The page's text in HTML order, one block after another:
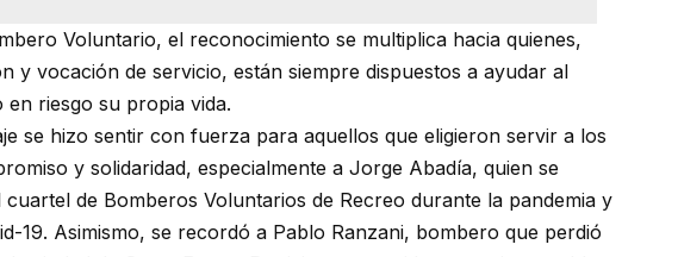
Voluntario, el reconocimiento se multiplica hacia quienes,
y vocación de servicio, están siempre dispuestos a ayudar al
riesgo su propia vida.
se hizo sentir con fuerza para aquellos que eligieron servir a los
y solidaridad, especialmente a Jorge Abadía, quien se
de Bomberos Voluntarios de Recreo durante la pandemia y
19. Asimismo, se recordó a Pablo Ranzani, bombero que perdió